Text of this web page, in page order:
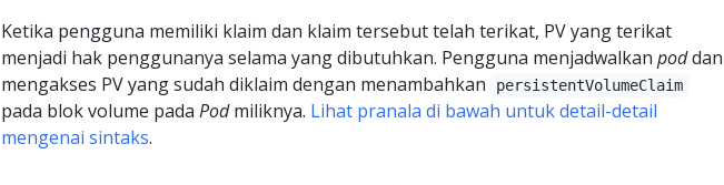
Ketika pengguna memiliki klaim dan klaim tersebut telah terikat, PV yang terikat
menjadi hak penggunanya selama yang dibutuhkan. Pengguna menjadwalkan poddan
mengakses PV yang sudah diklaim dengan menambahkan
persistentVolumeClaim
pada blok volume pada Podmiliknya. Lihat pranala di bawah untuk detail-detail
mengenai sintaks.